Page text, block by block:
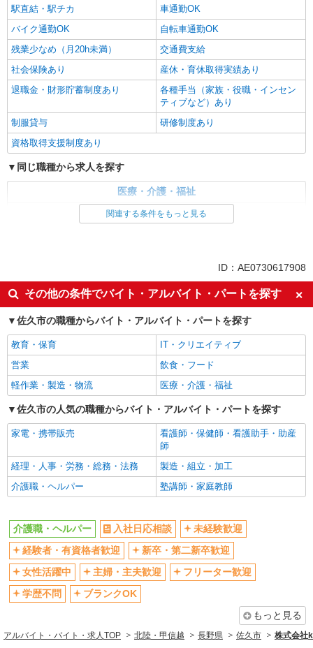
駅直結・駅チカ
車通勤OK
バイク通勤OK
自転車通勤OK
残業少なめ（月20h未満）
交通費支給
社会保険あり
産休・育休取得実績あり
退職金・財形貯蓄制度あり
各種手当（家族・役職・インセン
ティブなど）あり
制服貸与
研修制度あり
資格取得支援制度あり
同じ職種から求人を探す
医療・介護・福祉
ボーナス・賞与あり
車通勤OK
交通費支給
社会保険あり
産休・育休取得実績あり
関連する条件をもっと見る
ID：AE0730617908
その他の条件でバイト・アルバイト・パートを探す
佐久市の職種からバイト・アルバイト・パートを探す
教育・保育
IT・クリエイティブ
営業
飲食・フード
軽作業・製造・物流
医療・介護・福祉
佐久市の人気の職種からバイト・アルバイト・パートを探す
家電・携帯販売
看護師・保健師・看護助手・助産
師
経理・人事・労務・総務・法務
製造・組立・加工
介護職・ヘルパー
塾講師・家庭教師
介護職・ヘルパー 入社日応相談
未経験歓迎
経験者・有資格者歓迎
新卒・第二新卒歓迎
女性活躍中
主婦・主夫歓迎
フリーター歓迎
学歴不問
ブランクOK
もっと見る
アルバイト・バイト・求人TOP 北陸・甲信越 長野県 佐久市 株式会社